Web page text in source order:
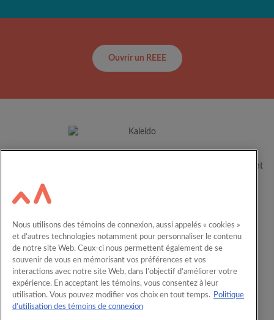
Ouvrir un REEE
Depuis plus de 60 ans, Kaleido aide les familles canadiennes à
concrétiser le plein potentiel de leurs enfants en les accompagnant
Calculateur
English
Nous joindre
REEE en entreprise
Comprendre l’épargne-études
Produits REEE
Nous utilisons des témoins de connexion, aussi appelés « cookies »
et d’autres technologies notamment pour personnaliser le contenu
de notre site Web. Ceux-ci nous permettent également de se
souvenir de vous en mémorisant vos préférences et vos
interactions avec notre site Web, dans l’objectif d’améliorer votre
expérience. En acceptant les témoins, vous consentez à leur
utilisation. Vous pouvez modifier vos choix en tout temps. Politique
d’utilisation des témoins de connexion